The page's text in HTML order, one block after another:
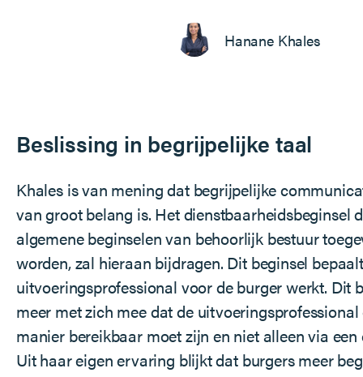
Hanane Khales
Beslissing in begrijpelijke taal
Khales is van mening dat begrijpelijke
van groot belang is. Het dienstbaarheidsbeginsel
algemene beginselen van behoorlijk bestuur
worden, zal hieraan bijdragen. Dit beginsel
uitvoeringsprofessional voor de burger werkt. Dit
meer met zich mee dat de uitvoeringsprofessional
manier bereikbaar moet zijn en niet alleen via
Uit haar eigen ervaring blijkt dat burgers meer